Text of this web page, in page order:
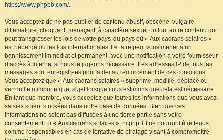
https://www.phpbb.com/.
Vous acceptez de ne pas publier de contenu abusif, obscène, vulgaire,
diffamatoire, choquant, menaçant, à caractère sexuel ou tout autre contenu qui
peut transgresser les lois de votre pays, du pays où « Aux cadrans solaires »
est hébergé ou les lois internationales. Le faire peut vous mener à un
bannissement immédiat et permanent, avec une notification à votre fournisseur
d’accès à Internet si nous le jugeons nécessaire. Les adresses IP de tous les
messages sont enregistrées pour aider au renforcement de ces conditions.
Vous acceptez que « Aux cadrans solaires » supprime, modifie, déplace ou
verrouille n’importe quel sujet lorsque nous estimons que cela est nécessaire.
En tant que membre, vous acceptez que toutes les informations que vous avez
saisies soient stockées dans notre base de données. Bien que ces
informations ne soient pas diffusées à une tierce partie sans votre
consentement, ni « Aux cadrans solaires », ni phpBB ne pourront être tenus
comme responsables en cas de tentative de piratage visant à compromettre